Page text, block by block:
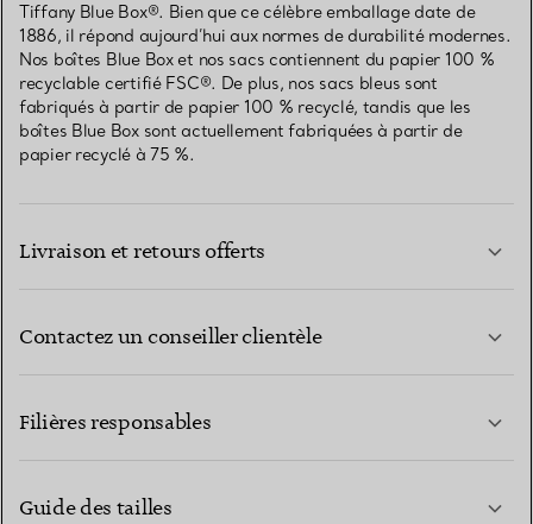
Tiffany Blue Box®. Bien que ce célèbre emballage date de
1886, il répond aujourd’hui aux normes de durabilité modernes.
Nos boîtes Blue Box et nos sacs contiennent du papier 100 %
recyclable certifié FSC®. De plus, nos sacs bleus sont
fabriqués à partir de papier 100 % recyclé, tandis que les
boîtes Blue Box sont actuellement fabriquées à partir de
papier recyclé à 75 %.
Livraison et retours offerts
Contactez un conseiller clientèle
Filières responsables
Guide des tailles